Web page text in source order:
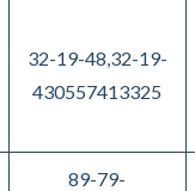
32-19-48,32-19-
430557413325
89-79-